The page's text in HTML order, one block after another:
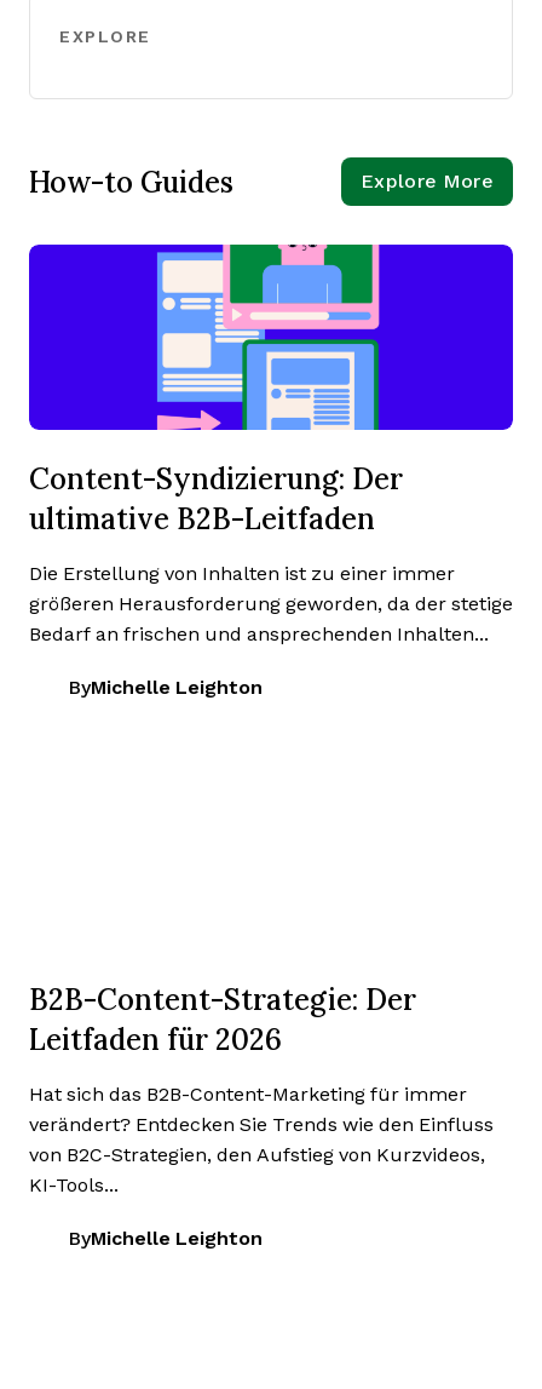
EXPLORE
How-to Guides Explore More
Content-Syndizierung: Der
ultimative B2B-Leitfaden
Die Erstellung von Inhalten ist zu einer immer
größeren Herausforderung geworden, da der stetige
Bedarf an frischen und ansprechenden Inhalten...
ByMichelle Leighton
B2B-Content-Strategie: Der
Leitfaden für 2026
Hat sich das B2B-Content-Marketing für immer
verändert? Entdecken Sie Trends wie den Einfluss
von B2C-Strategien, den Aufstieg von Kurzvideos,
KI-Tools...
ByMichelle Leighton